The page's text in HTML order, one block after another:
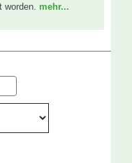
worden. mehr...